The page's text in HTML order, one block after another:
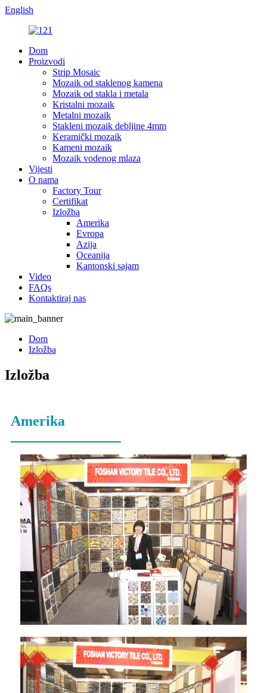
English
Dom
Proizvodi
Strip Mosaic
Mozaik od staklenog kamena
Mozaik od stakla i metala
Kristalni mozaik
Metalni mozaik
Stakleni mozaik debljine 4mm
Keramički mozaik
Kameni mozaik
Mozaik vodenog mlaza
Vijesti
O nama
Factory Tour
Certifikat
Izložba
Amerika
Evropa
Azija
Oceanija
Kantonski sajam
Video
FAQs
Kontaktiraj nas
Dom
Izložba
Izložba
Amerika